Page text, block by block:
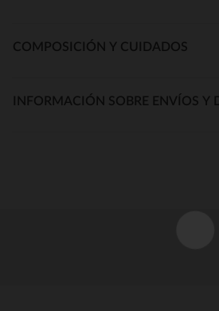
COMPOSICIÓN Y CUIDADOS
INFORMACIÓN SOBRE ENVÍOS Y